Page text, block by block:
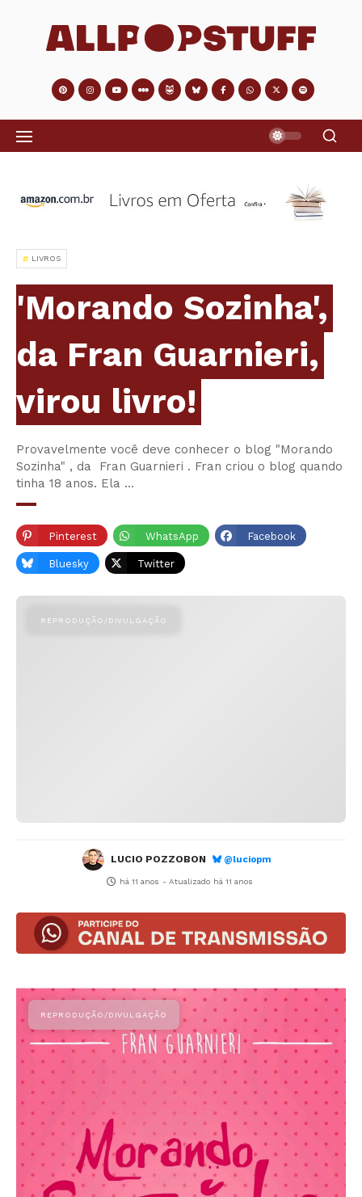
LIVROS
'Morando Sozinha',
da Fran Guarnieri,
virou livro!
Provavelmente você deve conhecer o blog "Morando
Sozinha" , da Fran Guarnieri . Fran criou o blog quando
tinha 18 anos. Ela …
Pinterest WhatsApp Facebook
Bluesky Twitter
LUCIO POZZOBON @luciopm
há 11 anos - Atualizado há 11 anos